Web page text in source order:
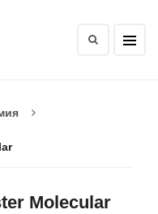
Molecular